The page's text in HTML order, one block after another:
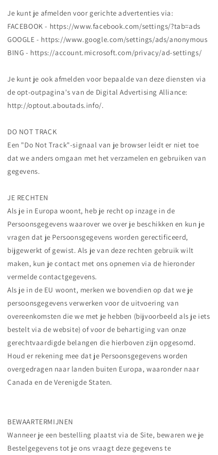
Je kunt je afmelden voor gerichte advertenties via:
FACEBOOK - https://www.facebook.com/settings/?tab=ads
GOOGLE - https://www.google.com/settings/ads/anonymous
BING - https://account.microsoft.com/privacy/ad-settings/
Je kunt je ook afmelden voor bepaalde van deze diensten via
de opt-outpagina's van de Digital Advertising Alliance:
http://optout.aboutads.info/.
DO NOT TRACK
Een "Do Not Track"-signaal van je browser leidt er niet toe
dat we anders omgaan met het verzamelen en gebruiken van
gegevens.
JE RECHTEN
Als je in Europa woont, heb je recht op inzage in de
Persoonsgegevens waarover we over je beschikken en kun je
vragen dat je Persoonsgegevens worden gerectificeerd,
bijgewerkt of gewist. Als je van deze rechten gebruik wilt
maken, kun je contact met ons opnemen via de hieronder
vermelde contactgegevens.
Als je in de EU woont, merken we bovendien op dat we je
persoonsgegevens verwerken voor de uitvoering van
overeenkomsten die we met je hebben (bijvoorbeeld als je iets
bestelt via de website) of voor de behartiging van onze
gerechtvaardigde belangen die hierboven zijn opgesomd.
Houd er rekening mee dat je Persoonsgegevens worden
overgedragen naar landen buiten Europa, waaronder naar
Canada en de Verenigde Staten.
BEWAARTERMIJNEN
Wanneer je een bestelling plaatst via de Site, bewaren we je
Bestelgegevens tot je ons vraagt deze gegevens te